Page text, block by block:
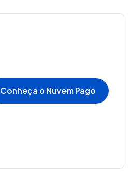
Conheça o Nuvem Pago